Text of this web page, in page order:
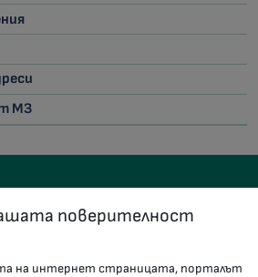
МЗ
поверителност
на интернет страницата, порталът